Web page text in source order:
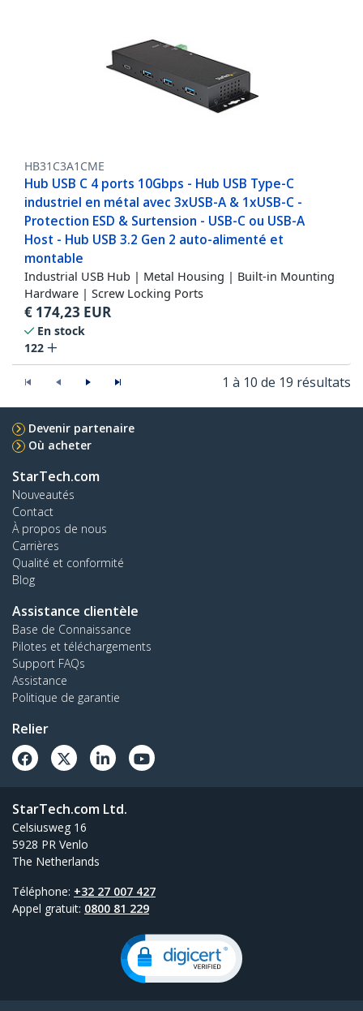
HB31C3A1CME
Hub USB C 4 ports 10Gbps - Hub USB Type-C
industriel en métal avec 3xUSB-A & 1xUSB-C -
Protection ESD & Surtension - USB-C ou USB-A
Host - Hub USB 3.2 Gen 2 auto-alimenté et
montable
Industrial USB Hub | Metal Housing | Built-in Mounting
Hardware | Screw Locking Ports
€ 174,23 EUR
En stock
122
1 à 10 de 19 résultats
Devenir partenaire
Où acheter
StarTech.com
Nouveautés
Contact
À propos de nous
Carrières
Qualité et conformité
Blog
Assistance clientèle
Base de Connaissance
Pilotes et téléchargements
Support FAQs
Assistance
Politique de garantie
Relier
StarTech.com Ltd.
Celsiusweg 16
5928 PR Venlo
The Netherlands
Téléphone: +32 27 007 427
Appel gratuit: 0800 81 229